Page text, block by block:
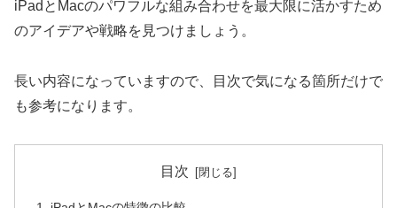
iPadとMacのパワフルな組み合わせを最大限に活かすため
のアイデアや戦略を見つけましょう。
長い内容になっていますので、目次で気になる箇所だけで
も参考になります。
目次